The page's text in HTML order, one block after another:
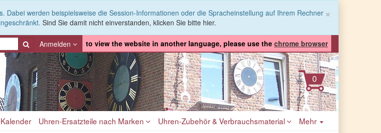
×
Dabei werden beispielsweise die Session-Informationen oder die Spracheinstellung auf Ihrem Rechner
Sind Sie damit nicht einverstanden, klicken Sie bitte hier.
to view the website in another language, please use the chrome browser
Anmelden
Uhren-Ersatzteile nach Marken Uhren-Zubehör & Verbrauchsmaterial Mehr